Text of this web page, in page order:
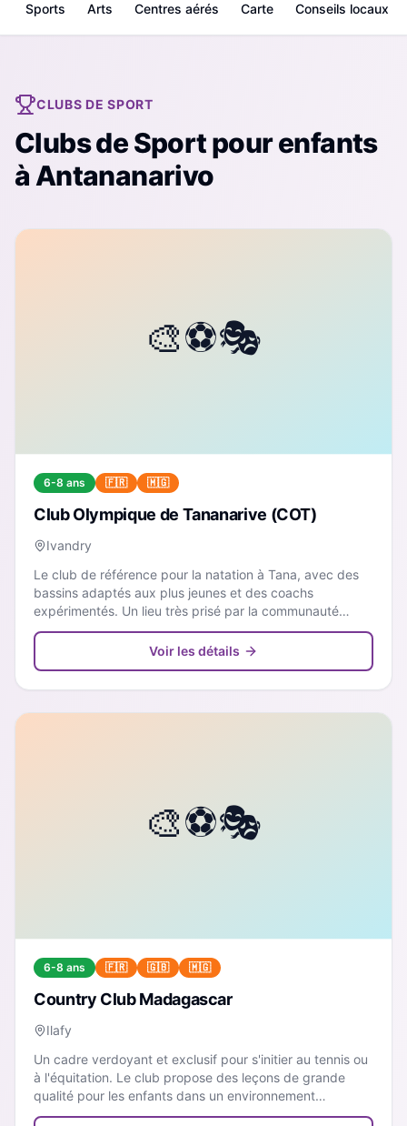
Sports Arts Centres aérés Carte Conseils locaux
CLUBS DE SPORT
Clubs de Sportpour enfants
à Antananarivo
6-8 ans 🇫🇷 🇲🇬
Club Olympique de Tananarive (COT)
Ivandry
Le club de référence pour la natation à Tana, avec des
bassins adaptés aux plus jeunes et des coachs
expérimentés. Un lieu très prisé par la communauté
expatriée pour son ambiance familiale et sécurisée.
Voir les détails
6-8 ans 🇫🇷 🇬🇧 🇲🇬
Country Club Madagascar
Ilafy
Un cadre verdoyant et exclusif pour s'initier au tennis ou
à l'équitation. Le club propose des leçons de grande
qualité pour les enfants dans un environnement
international et très bien équipé.